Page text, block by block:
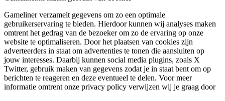
Gameliner verzamelt gegevens om zo een optimale
gebruikerservaring te bieden. Hierdoor kunnen wij analyses maken
omtrent het gedrag van de bezoeker om zo de ervaring op onze
website te optimaliseren. Door het plaatsen van cookies zijn
adverteerders in staat om advertenties te tonen die aansluiten op
jouw interesses. Daarbij kunnen social media plugins, zoals X
Twitter, gebruik maken van gegevens zodat je in staat bent om op
berichten te reageren en deze eventueel te delen. Voor meer
informatie omtrent onze privacy policy verwijzen wij je graag door